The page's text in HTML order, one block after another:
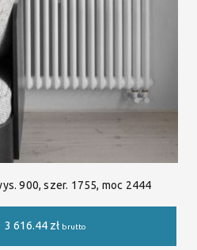
900, szer. 1755, moc 2444
3 616.44 zł brutto